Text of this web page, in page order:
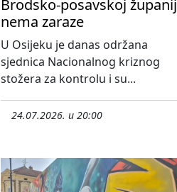
Brodsko-posavskoj
nema zaraze
U Osijeku je danas održana
sjednica Nacionalnog kriznog
stožera za kontrolu i su...
24.07.2026. u 20:00